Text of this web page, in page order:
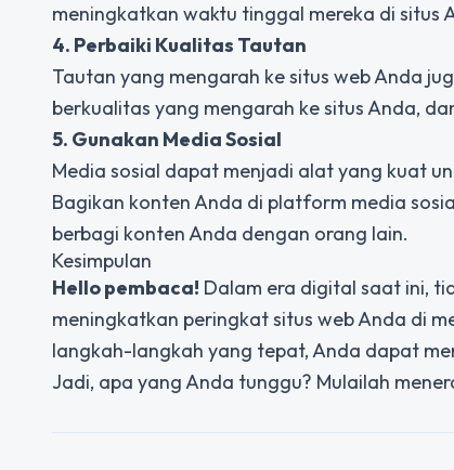
meningkatkan waktu tinggal mereka di situs
4. Perbaiki Kualitas Tautan
Tautan yang mengarah ke situs web Anda
berkualitas yang mengarah ke situs Anda,
5. Gunakan Media Sosial
Media sosial dapat menjadi alat yang kuat
Bagikan konten Anda di platform media
berbagi konten Anda dengan orang lain.
Kesimpulan
Hello pembaca! Dalam era digital saat ini,
meningkatkan peringkat situs web Anda di
langkah-langkah yang tepat, Anda dapat
Jadi, apa yang Anda tunggu? Mulailah